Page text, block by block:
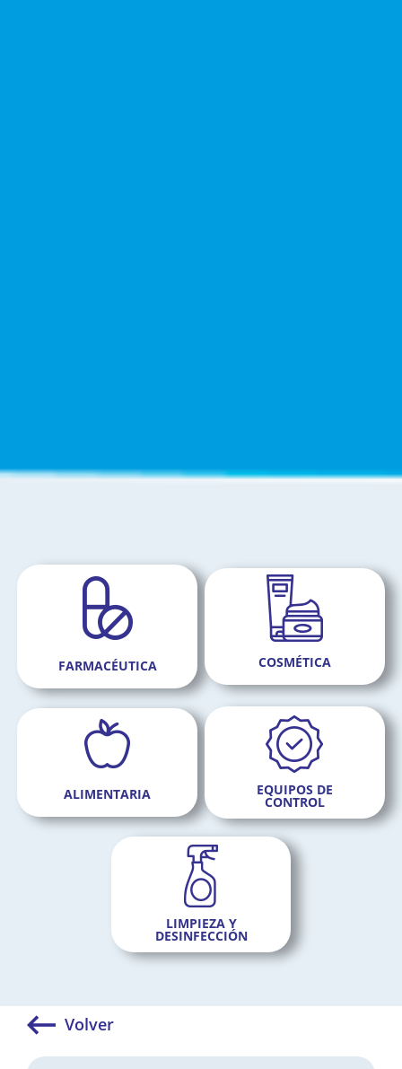
FARMACÉUTICA COSMÉTICA
ALIMENTARIA EQUIPOS DE
CONTROL
LIMPIEZA Y
DESINFECCIÓN
Volver